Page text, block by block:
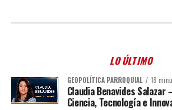
LO ÚLTIMO
GEOPOLÍTICA PARROQUIAL 18
Claudia Benavides
Ciencia, Tecnología e